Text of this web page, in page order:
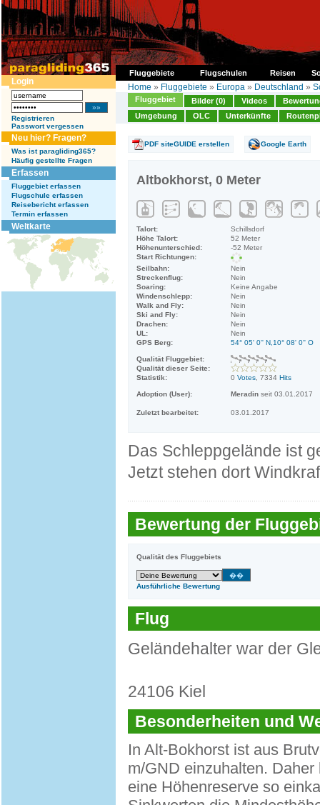
Fluggebiete Flugschulen Reisen
Login
Registrieren
Passwort vergessen
Neu hier? Fragen?
Was ist paragliding365?
Häufig gestellte Fragen
Erfassen
Fluggebiet erfassen
Flugschule erfassen
Reisebericht erfassen
Termin erfassen
Weltkarte
Home » Fluggebiete » Europa » Deutschland »
Fluggebiet Bilder (0) Videos
Umgebung
OLC Unterkünfte
PDF siteGUIDE erstellen Google Earth
Altbokhorst, 0 Meter
Talort:
Schillsdorf
Höhe Talort:
52 Meter
Höhenunterschied:
-52 Meter
Start Richtungen:
Seilbahn:
Nein
Streckenflug:
Nein
Soaring:
Keine Angabe
Windenschlepp:
Nein
Walk and Fly:
Nein
Ski and Fly:
Nein
Drachen:
Nein
UL:
Nein
GPS Berg:
54° 05' 0'' N,10° 08' 0'' O
Qualität Fluggebiet:
Qualität dieser Seite:
Statistik:
0 Votes , 7334 Hits
Adoption (User): Meradin seit 03.01.2017
Zuletzt bearbeitet: 03.01.2017
Das Schleppgelände ist
Jetzt stehen dort
Bewertung der
Qualität des Fluggebiets
Ausführliche Bewertung
Flug
Geländehalter war der
24106 Kiel
Besonderheiten und
In Alt-Bokhorst ist aus
m/GND einzuhalten.
eine Höhenreserve so